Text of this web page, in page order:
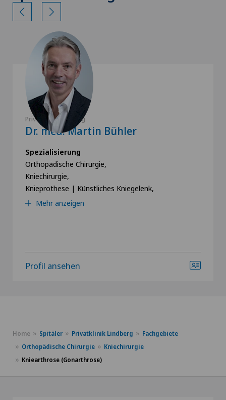
Privatklinik Lindberg
Dr. med. Martin Bühler
Spezialisierung
Orthopädische Chirurgie,
Kniechirurgie,
Knieprothese | Künstliches Kniegelenk,
Mehr anzeigen
Profil ansehen
Home Spitäler Privatklinik Lindberg
Fachgebiete
Orthopädische Chirurgie
Kniechirurgie
Kniearthrose (Gonarthrose)